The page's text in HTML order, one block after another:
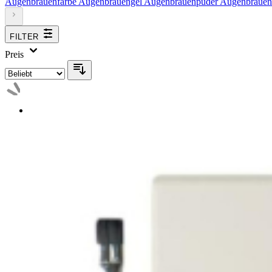
FILTER
Preis